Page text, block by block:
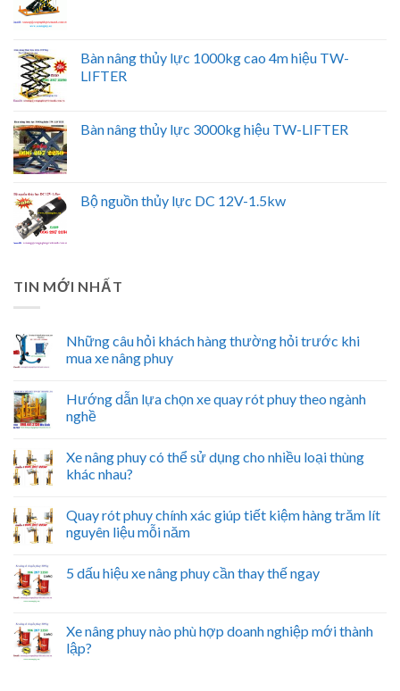
Bàn nâng thủy lực 1000kg cao 4m hiệu TW-
LIFTER
Bàn nâng thủy lực 3000kg hiệu TW-LIFTER
Bộ nguồn thủy lực DC 12V-1.5kw
TIN MỚI NHẤT
Những câu hỏi khách hàng thường hỏi trước khi
mua xe nâng phuy
Hướng dẫn lựa chọn xe quay rót phuy theo ngành
nghề
Xe nâng phuy có thể sử dụng cho nhiều loại thùng
khác nhau?
Quay rót phuy chính xác giúp tiết kiệm hàng trăm lít
nguyên liệu mỗi năm
5 dấu hiệu xe nâng phuy cần thay thế ngay
Xe nâng phuy nào phù hợp doanh nghiệp mới thành
lập?